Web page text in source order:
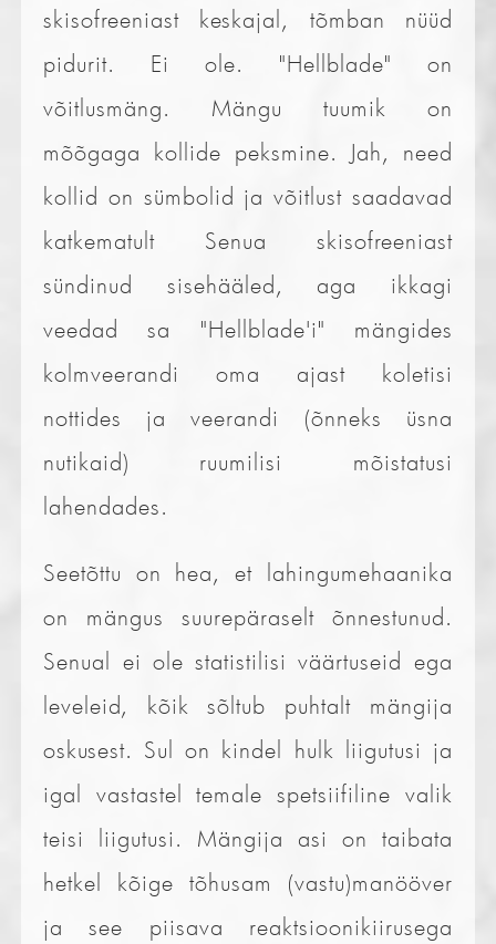
skisofreeniast keskajal, tõmban nüüd
pidurit. Ei ole. "Hellblade" on
võitlusmäng. Mängu tuumik on
mõõgaga kollide peksmine. Jah, need
kollid on sümbolid ja võitlust saadavad
katkematult Senua skisofreeniast
sündinud sisehääled, aga ikkagi
veedad sa "Hellblade'i" mängides
kolmveerandi oma ajast koletisi
nottides ja veerandi (õnneks üsna
nutikaid) ruumilisi mõistatusi
lahendades.
Seetõttu on hea, et lahingumehaanika
on mängus suurepäraselt õnnestunud.
Senual ei ole statistilisi väärtuseid ega
leveleid, kõik sõltub puhtalt mängija
oskusest. Sul on kindel hulk liigutusi ja
igal vastastel temale spetsiifiline valik
teisi liigutusi. Mängija asi on taibata
hetkel kõige tõhusam (vastu)manööver
ja see piisava reaktsioonikiirusega